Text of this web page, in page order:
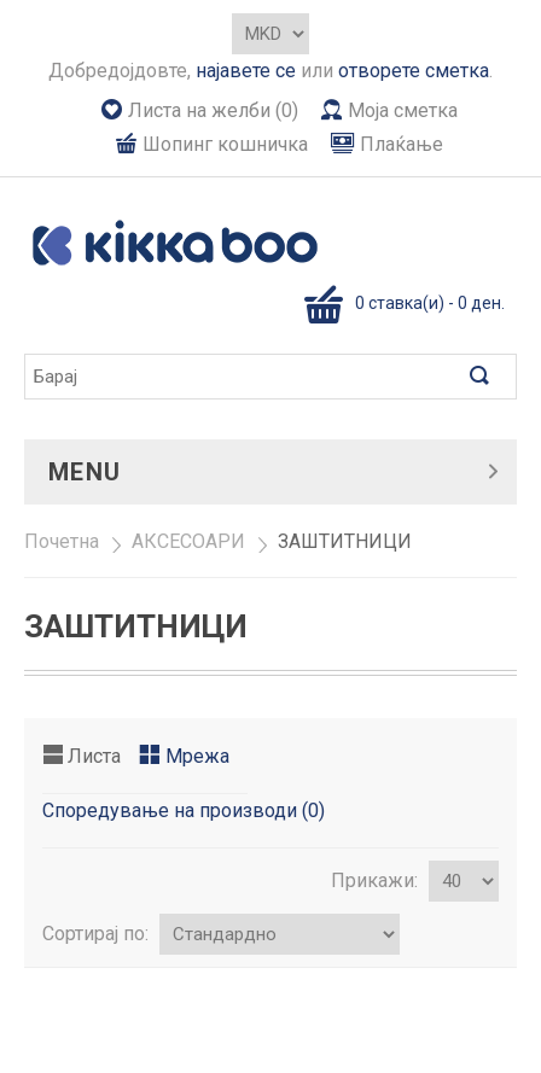
Добредојдовте, најавете се или отворете сметка.
Листа на желби (0)
Моја сметка
Шопинг кошничка
Плаќање
0 ставка(и) - 0 ден.
MENU
Почетна » АКСЕСОАРИ » ЗАШТИТНИЦИ
ЗАШТИТНИЦИ
Листа Мрежа
Споредување на производи (0)
Прикажи:
Сортирај по: